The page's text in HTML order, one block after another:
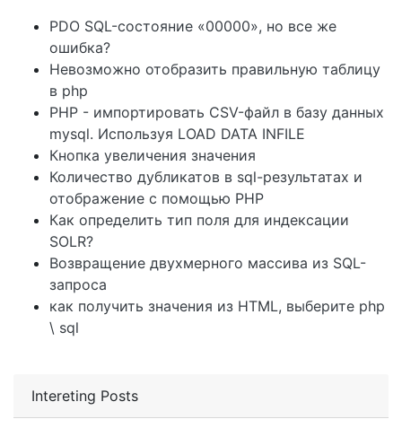
Intereting Posts
PDO SQL-состояние «00000», но все же
ошибка?
Невозможно отобразить правильную таблицу
в php
PHP - импортировать CSV-файл в базу данных
mysql. Используя LOAD DATA INFILE
Кнопка увеличения значения
Количество дубликатов в sql-результатах и ​​
отображение с помощью PHP
Как определить тип поля для индексации
SOLR?
Возвращение двухмерного массива из SQL-
запроса
как получить значения из HTML, выберите php
\ sql